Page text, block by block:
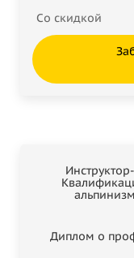
Со скидкой
Диплом о